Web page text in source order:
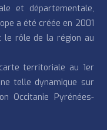
et départementale,
a été créée en 2001
le rôle de la région au
territoriale au 1er
telle dynamique sur
Occitanie Pyrénées-